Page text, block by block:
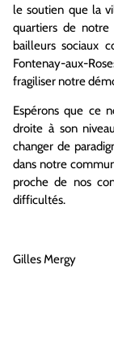
le soutien que la
quartiers de
bailleurs sociaux
Fontenay-aux-
fragiliser notre
Espérons que ce
droite à son
changer de
dans notre
proche de nos
difficultés.
Gilles Mergy